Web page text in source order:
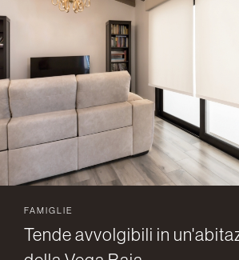
FAMIGLIE
Tende avvolgibili in